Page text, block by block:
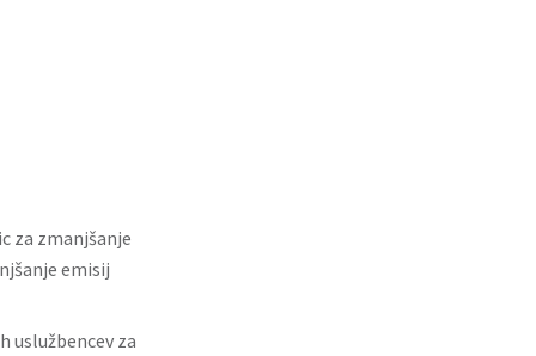
za zmanjšanje
emisij
uslužbencev za